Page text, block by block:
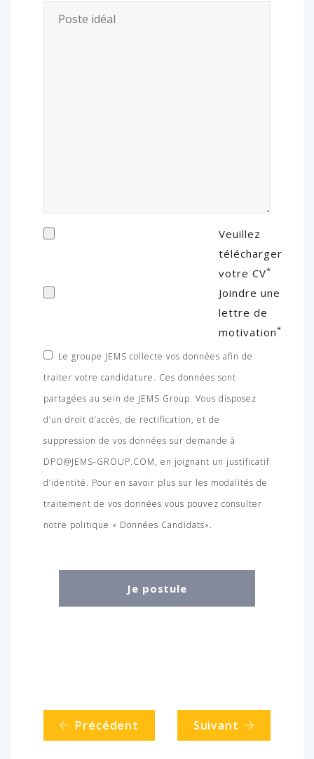
Veuillez
télécharger
votre CV*
Joindre une
lettre de
motivation*
Le groupe JEMS collecte vos données afin de
traiter votre candidature. Ces données sont
partagées au sein de JEMS Group. Vous disposez
d’un droit d’accès, de rectification, et de
suppression de vos données sur demande à
DPO@JEMS-GROUP.COM, en joignant un justificatif
d’identité. Pour en savoir plus sur les modalités de
traitement de vos données vous pouvez consulter
notre politique « Données Candidats».
Précédent Suivant